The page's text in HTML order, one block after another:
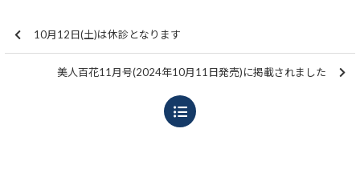
10月12日(土)は休診となります
美人百花11月号(2024年10月11日発売)に掲載されました